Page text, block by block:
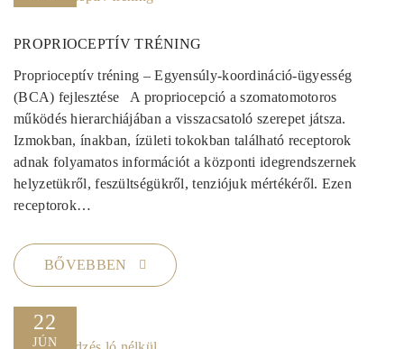
PROPRIOCEPTÍV TRÉNING
Proprioceptív tréning – Egyensúly-koordináció-ügyesség
(BCA) fejlesztése A propriocepció a szomatomotoros
működés hierarchiájában a visszacsatoló szerepet játsza.
Izmokban, ínakban, ízületi tokokban található receptorok
adnak folyamatos információt a központi idegrendszernek
helyzetükről, feszültségükről, tenziójuk mértékéről. Ezen
receptorok…
BŐVEBBEN
22
JÚN